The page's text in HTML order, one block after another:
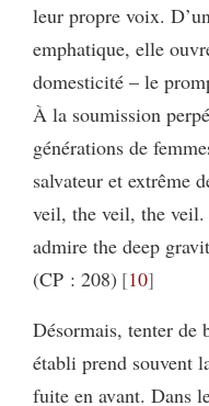
leur propre voix.
emphatique, elle
domesticité – le
À la soumission
générations de
salvateur et extrême
veil, the veil, the
admire the deep
(CP : 208) 10
Désormais, tenter de
établi prend souvent
fuite en avant. Dans